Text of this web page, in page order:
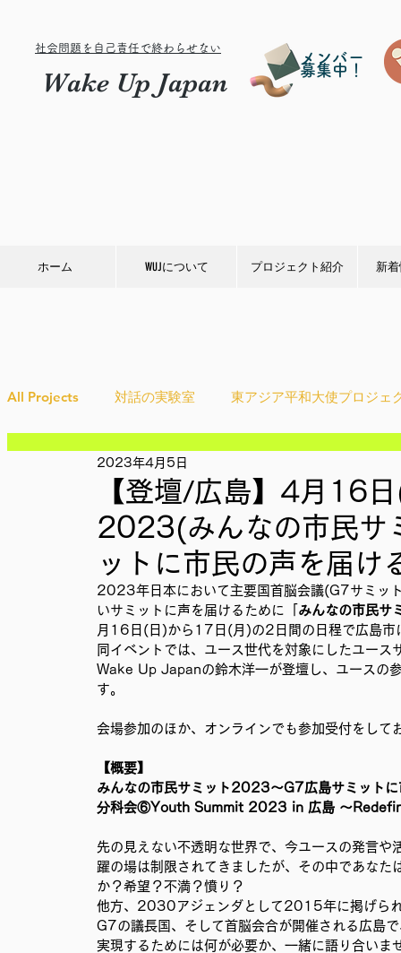
社会問題を自己責任で終わらせない
Wake Up Japan
メンバー
募集中！
ホーム WUJについて プロジェクト紹介 新
All Projects 対話の実験室 東アジア平和大使プロジェ
Ethical＆Sustainably
IMPACT Japan studytour YouthCan
かなさうちなー セルフケアプロジェクト 教材開
SDGカフェでふらっとアクション
【登壇/広島】4月16
2023(みんなの市民サ
ットに市民の声を届け
2023年4月5日
2023年日本において主要国首脳会議(G7サミッ
いサミットに声を届けるために「 みんなの市民
月16日(日)から17日(月)の2日間の日程で広島市
同イベントでは、ユース世代を対象にしたユー
Wake Up Japanの鈴木洋一が登壇し、ユースの
す。
会場参加のほか、オンラインでも参加受付をして
【概要】
みんなの市民サミット2023～G7広島サミットに
分科会⑥Youth Summit 2023 in 広島 ～
先の見えない不透明な世界で、今ユースの発言
躍の場は制限されてきましたが、その中であな
か？希望？不満？憤り？
他方、2030アジェンダとして2015年に掲げら
G7の議長国、そして首脳会合が開催される広島
実現するためには何が必要か、一緒に語り合いま